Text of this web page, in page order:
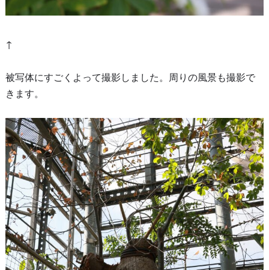
↑
被写体にすごくよって撮影しました。周りの風景も撮影で
きます。